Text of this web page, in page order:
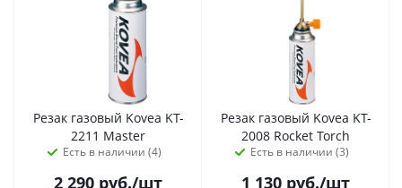
Резак газовый Kovea KT-
2211 Master
Есть в наличии (4)
2 290 руб./шт
Резак газовый Kovea KT-
2008 Rocket Torch
Есть в наличии (3)
1 130 руб./шт